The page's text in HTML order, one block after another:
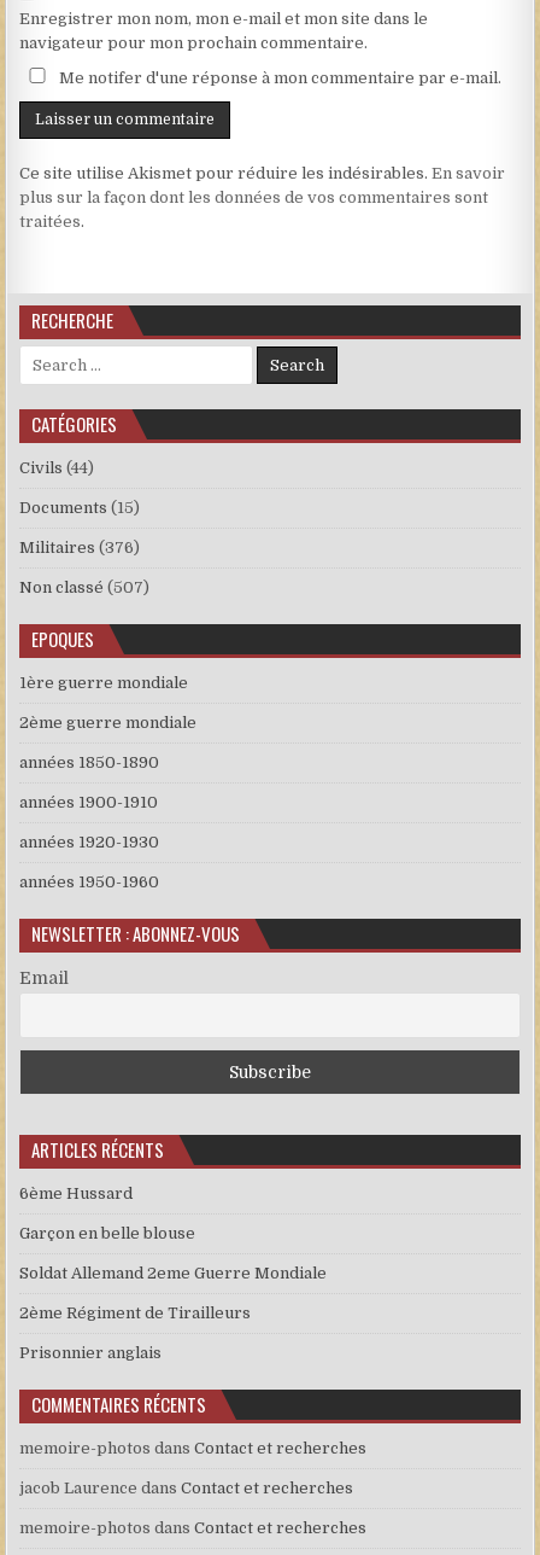
Enregistrer mon nom, mon e-mail et mon site dans le
navigateur pour mon prochain commentaire.
Me notifer d'une réponse à mon commentaire par e-mail.
Ce site utilise Akismet pour réduire les indésirables.En savoir
plus sur la façon dont les données de vos commentaires sont
traitées.
RECHERCHE
Search for:
CATÉGORIES
Civils (44)
Documents (15)
Militaires (376)
Non classé (507)
EPOQUES
1ère guerre mondiale
2ème guerre mondiale
années 1850-1890
années 1900-1910
années 1920-1930
années 1950-1960
NEWSLETTER : ABONNEZ-VOUS
Email
ARTICLES RÉCENTS
6ème Hussard
Garçon en belle blouse
Soldat Allemand 2eme Guerre Mondiale
2ème Régiment de Tirailleurs
Prisonnier anglais
COMMENTAIRES RÉCENTS
memoire-photos dansContact et recherches
jacob Laurence dansContact et recherches
memoire-photos dansContact et recherches